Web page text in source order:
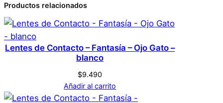
–
O
o
o
Dimensiones
Blanco
0 valoraciones en
Lentes de Contacto –
Fantasía – Ojo Gato –
Blanco – Lila
No hay valoraciones aún. Solo los usuarios
Productos relacionados
Lentes de Contacto – Fantasía – Ojo Gato –
blanco
$9.490
Añadir al carrito